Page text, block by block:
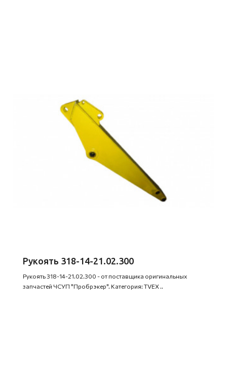
Рукоять 318-14-21.02.300
Рукоять 318-14-21.02.300 - от поставщика оригинальных
запчастей ЧСУП "Пробрэкер". Категория: TVEX ..